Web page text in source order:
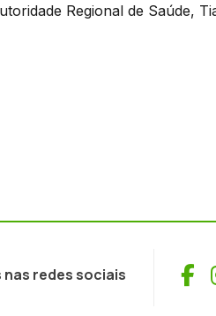
Regional de Saúde,
redes sociais